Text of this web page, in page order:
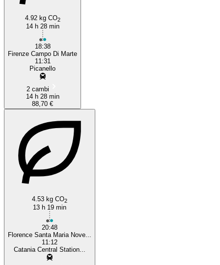
4.92 kg CO2
14 h 28 min
18:38
Firenze Campo Di Marte
11:31
Picanello
2 cambi
14 h 28 min
88,70 €
4.53 kg CO2
13 h 19 min
20:48
Florence Santa Maria Nove...
11:12
Catania Central Station...